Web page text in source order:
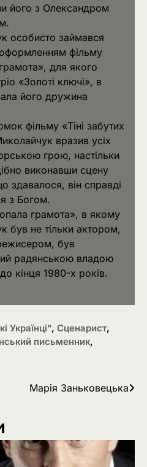
його з Олександром
особисто займався
фільму
для якого
«Золоті ключі», в
його дружина
фільму «Тіні забутих
вразив усіх
грою, настільки
виконавши сцену
здавалося, він справді
з Богом.
грамота», в якому
був не тільки актором,
був
радянською владою
кінця 1980-х років.
Українці", Сценарист,
письменник,
Марія Заньковецька